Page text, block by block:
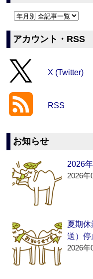
アカウント・RSS
X (Twitter)
RSS
お知らせ
2026
2026年
夏期
送）停
2026年